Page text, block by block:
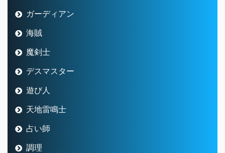
ガーディアン
海賊
魔剣士
デスマスター
遊び人
天地雷鳴士
占い師
調理